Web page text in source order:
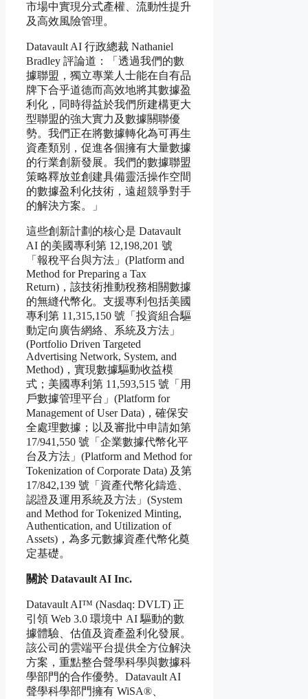
市場中實現分式產權、流動性提升
及高效風險管理。
Datavault AI 行政總裁 Nathaniel
Bradley 評論道：「透過我們的數
據聯盟，獨立專業人士能在自有品
牌下合乎道德而高效地將其數據盈
利化，同時得益於我們所建構更大
型聯盟的強大實力及數據關聯優
勢。我們正在將數據轉化為可再生
資產類別，促進各個擁有大量數據
的行業創新發展。我們的數據聯盟
策略釋放並創建具備靈活操作空間
的數據盈利化技術，遠超競爭對手
的解決方案。」
這些創新計劃的核心是 Datavault
AI 的美國專利第 12,198,201 號
「報稅平台與方法」(Platform and
Method for Preparing a Tax
Return)，該技術推動稅務相關數據
的無縫代幣化。支援專利包括美國
專利第 11,315,150 號「投資組合驅
動定向廣告網絡、系統及方法」
(Portfolio Driven Targeted
Advertising Network, System, and
Method)，實現數據驅動收益模
式；美國專利第 11,593,515 號「用
戶數據管理平台」(Platform for
Management of User Data)，確保安
全處理數據；以及審批中申請如第
17/941,550 號「企業數據代幣化平
台及方法」(Platform and Method for
Tokenization of Corporate Data) 及第
17/842,139 號「資產代幣化鑄造、
認證及運用系統及方法」(System
and Method for Tokenized Minting,
Authentication, and Utilization of
Assets)，為多元數據資產代幣化奠
定基礎。
關於 Datavault AI Inc.
Datavault AI™ (Nasdaq: DVLT) 正
引領 Web 3.0 環境中 AI 驅動的數
據體驗、估值及資產盈利化發展。
該公司的雲端平台提供全方位解決
方案，重點整合聲學科學與數據科
學部門的合作優勢。Datavault AI
聲學科學部門擁有 WiSA®、